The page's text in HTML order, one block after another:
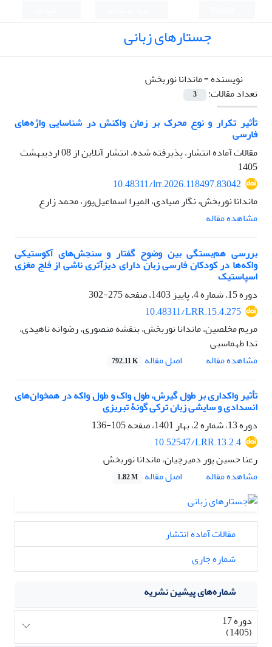
جستارهای زبانی
نویسنده =ماندانا نوربخش
تعداد مقالات:
3
تأثیر تکرار و نوع محرک بر زمان واکنش در شناسایی واژه‌های
فارسی
مقالات آماده انتشار، پذیرفته شده، انتشار آنلاین از
08 اردیبهشت
1405
10.48311/lrr.2026.118497.83042
ماندانا نوربخش، نگار صیادی، المیرا اسماعیل‌پور، محمد زارع
مشاهده مقاله
بررسی هم‌بستگی بین وضوح گفتار و سنجش‌های آکوستیکی
واکه‌ها در کودکان فارسی زبان دارای دیزآتری ناشی از فلج مغزی
اسپاستیک
دوره 15، شماره 4، پاییز 1403، صفحه
275-302
10.48311/LRR.15.4.275
مریم مخلصین، ماندانا نوربخش، بنفشه منصوری، رضوانه ناهیدی،
ندا طهماسبی
مشاهده مقاله
اصل مقاله 792.11 K
تأثیر واکداری بر طول گیرش، طول واک و طول واکه در همخوان‌های
انسدادی و سایشی زبان ترکی گونۀ تبریزی
دوره 13، شماره 2، بهار 1401، صفحه
105-136
10.52547/LRR.13.2.4
رعنا حسین پور دمیرچیان، ماندانا نوربخش
مشاهده مقاله
اصل مقاله 1.82 M
مقالات آماده انتشار
شماره جاری
شماره‌های پیشین نشریه
دوره 17
(1405)